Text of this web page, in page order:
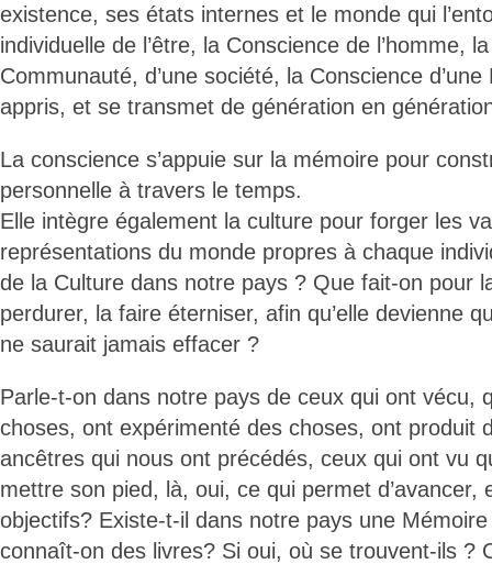
existence, ses états internes et le monde qui
individuelle de l’être, la Conscience de l’homme,
Communauté, d’une société, la Conscience
appris, et se transmet de génération en
La conscience s’appuie sur la mémoire pour
personnelle à travers le temps.
Elle intègre également la culture pour forger les
représentations du monde propres à chaque
de la Culture dans notre pays ? Que fait-on pour
perdurer, la faire éterniser, afin qu’elle devienne
ne saurait jamais effacer ?
Parle-t-on dans notre pays de ceux qui ont vécu,
choses, ont expérimenté des choses, ont produit
ancêtres qui nous ont précédés, ceux qui ont vu
mettre son pied, là, oui, ce qui permet d’avancer,
objectifs? Existe-t-il dans notre pays une
connaît-on des livres? Si oui, où se trouvent-ils ?